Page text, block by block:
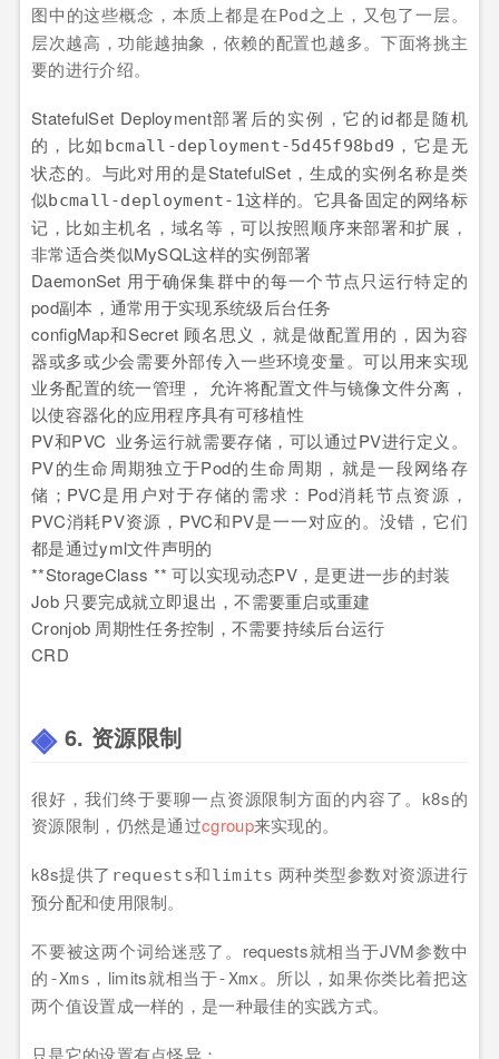
图中的这些概念，本质上都是在Pod之上，又包了一层。
层次越高，功能越抽象，依赖的配置也越多。下面将挑主
要的进行介绍。
StatefulSet Deployment部署后的实例，它的id都是随机
的，比如 bcmall-deployment-5d45f98bd9 ，它是无
状态的。与此对用的是StatefulSet，生成的实例名称是类
似bcmall-deployment-1这样的。它具备固定的网络标
记，比如主机名，域名等，可以按照顺序来部署和扩展，
非常适合类似MySQL这样的实例部署
DaemonSet 用于确保集群中的每一个节点只运行特定的
pod副本，通常用于实现系统级后台任务
configMap和Secret 顾名思义，就是做配置用的，因为容
器或多或少会需要外部传入一些环境变量。可以用来实现
业务配置的统一管理， 允许将配置文件与镜像文件分离，
以使容器化的应用程序具有可移植性
PV和PVC 业务运行就需要存储，可以通过PV进行定义。
PV的生命周期独立于Pod的生命周期，就是一段网络存
储；PVC是用户对于存储的需求：Pod消耗节点资源，
PVC消耗PV资源，PVC和PV是一一对应的。没错，它们
都是通过yml文件声明的
**StorageClass ** 可以实现动态PV，是更进一步的封装
Job 只要完成就立即退出，不需要重启或重建
Cronjob 周期性任务控制，不需要持续后台运行
CRD
6. 资源限制
很好，我们终于要聊一点资源限制方面的内容了。k8s的
资源限制，仍然是通过cgroup来实现的。
k8s提供了 requests和limits 两种类型参数对资源进行
预分配和使用限制。
不要被这两个词给迷惑了。requests就相当于JVM参数中
的 -Xms ，limits就相当于-Xmx 。所以，如果你类比着把这
两个值设置成一样的，是一种最佳的实践方式。
只是它的设置有点怪异：